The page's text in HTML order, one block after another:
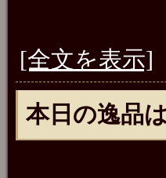
[全文を表示]
本日の逸品